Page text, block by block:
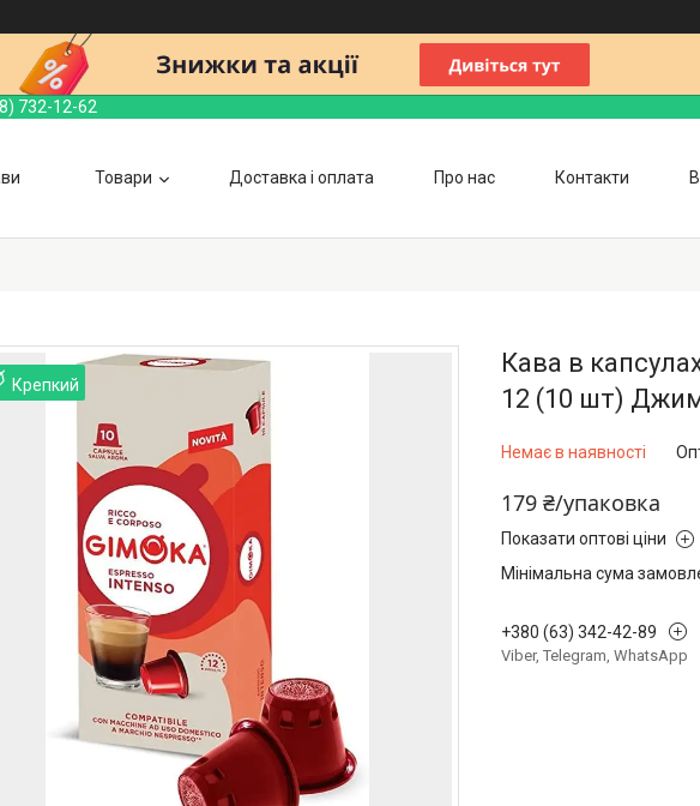
732-12-62
Товари Доставка і оплата Про нас Контакти
Крепкий
Кава в
12 (10 шт)
Немає в наявності
179 ₴/упаковка
Показати оптові ціни
Мінімальна сума
+380 (63) 342-42-89
Viber, Telegram, WhatsApp